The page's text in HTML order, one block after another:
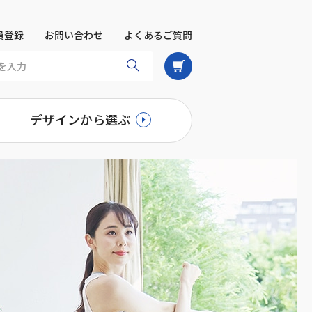
登録 お問い合わせ よくあるご質問
デザインから選ぶ